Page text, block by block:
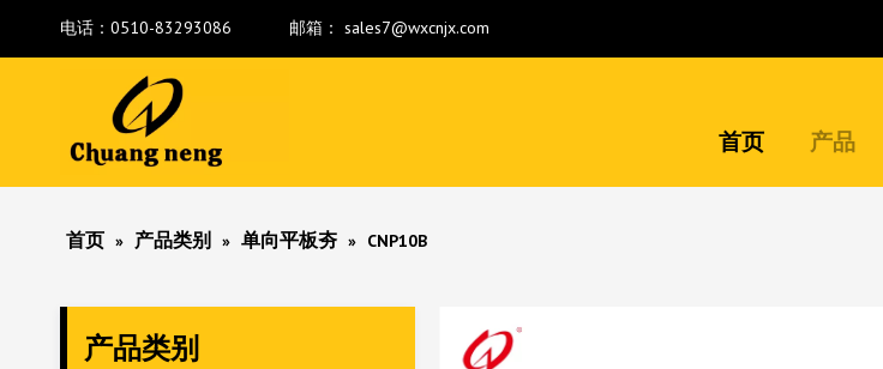
电话：0510-83293086 邮箱： sales7@wxcnjx.com
首页 产品
首页 » 产品类别 » 单向平板夯 » CNP10B
产品类别